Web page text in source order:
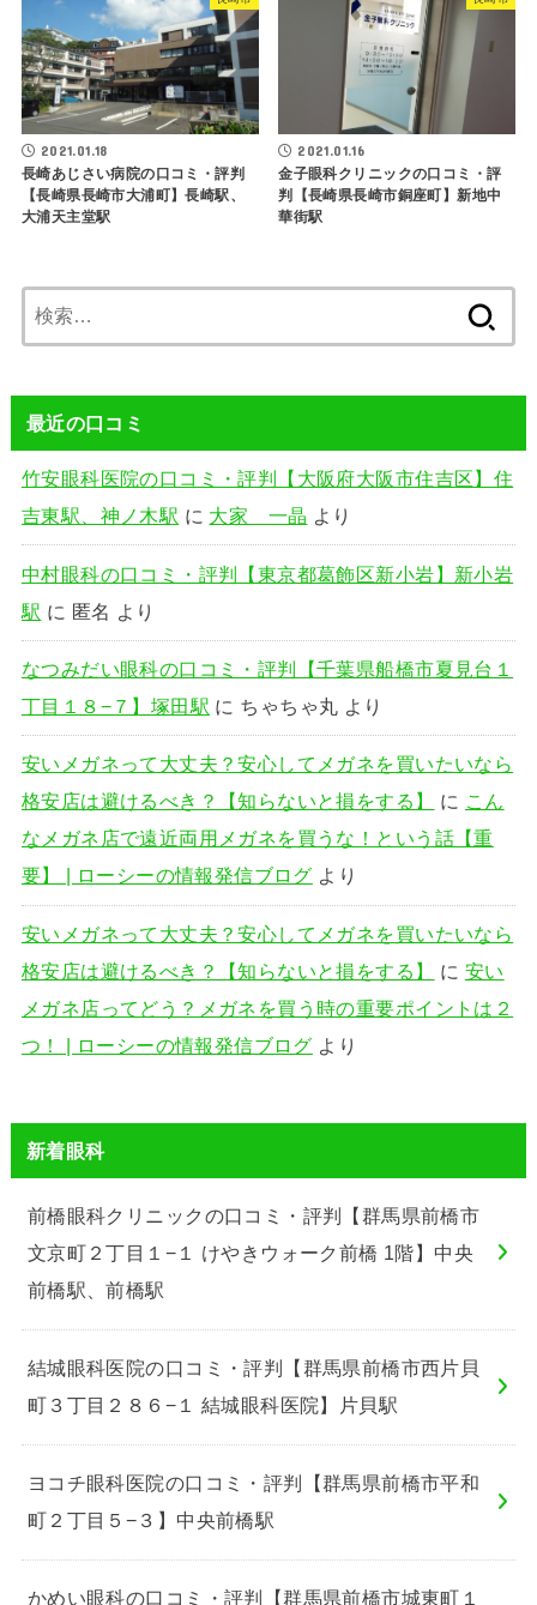
2021.01.18
長崎あじさい病院の口コミ・評判
【長崎県長崎市大浦町】長崎駅、
大浦天主堂駅
2021.01.16
金子眼科クリニックの口コミ・評
判【長崎県長崎市銅座町】新地中
華街駅
索:
最近の口コミ
竹安眼科医院の口コミ・評判【大阪府大阪市住吉区】住
吉東駅、神ノ木駅 に 大家 一晶 より
中村眼科の口コミ・評判【東京都葛飾区新小岩】新小岩
駅 に 匿名 より
なつみだい眼科の口コミ・評判【千葉県船橋市夏見台１
丁目１８−７】塚田駅 に ちゃちゃ丸 より
安いメガネって大丈夫？安心してメガネを買いたいなら
格安店は避けるべき？【知らないと損をする】
に こん
なメガネ店で遠近両用メガネを買うな！という話【重
要】 | ローシーの情報発信ブログ より
安いメガネって大丈夫？安心してメガネを買いたいなら
格安店は避けるべき？【知らないと損をする】
に 安い
メガネ店ってどう？メガネを買う時の重要ポイントは２
つ！ | ローシーの情報発信ブログ より
新着眼科
前橋眼科クリニックの口コミ・評判【群馬県前橋市
文京町２丁目１−１ けやきウォーク前橋 1階】中央
前橋駅、前橋駅
結城眼科医院の口コミ・評判【群馬県前橋市西片貝
町３丁目２８６−１ 結城眼科医院】片貝駅
ヨコチ眼科医院の口コミ・評判【群馬県前橋市平和
町２丁目５−３】中央前橋駅
かめい眼科の口コミ・評判【群馬県前橋市城東町１